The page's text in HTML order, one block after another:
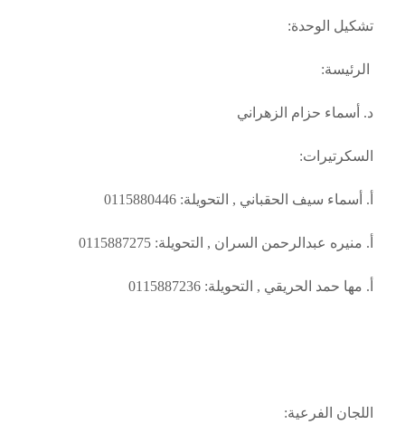
تشكيل الوحدة:
الرئيسة:
د. أسماء حزام الزهراني
السكرتيرات:
أ. أسماء سيف الحقباني , التحويلة: 0115880446
أ. منيره عبدالرحمن السران , التحويلة: 0115887275
أ. مها حمد الحريقي , التحويلة: 0115887236
اللجان الفرعية: